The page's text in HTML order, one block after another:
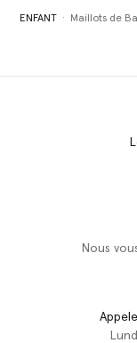
ENFANT Maillots de
Nous